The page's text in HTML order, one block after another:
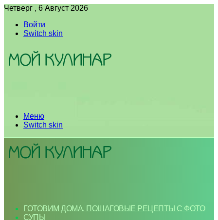
Четверг , 6 Август 2026
Войти
Switch skin
Меню
Switch skin
ГОТОВИМ ДОМА. ПОШАГОВЫЕ РЕЦЕПТЫ С ФОТО
СУПЫ